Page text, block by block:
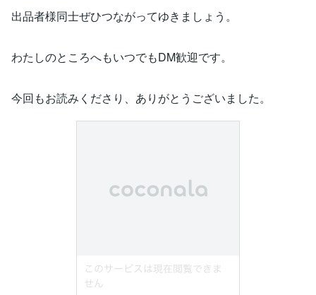
出品者様同士ぜひつながってゆきましょう。
わたしのところへもいつでもDM歓迎です。
今回もお読みくださり、ありがとうございました。